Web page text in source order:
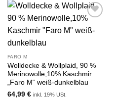
Wunschliste
FARO M
Wolldecke & Wollplaid, 90 %
Merinowolle,10% Kaschmir
„Faro M“ weiß-dunkelblau
64,99 € inkl. 19% USt.